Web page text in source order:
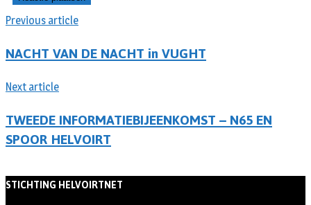
Previous article
NACHT VAN DE NACHT in VUGHT
Next article
TWEEDE INFORMATIEBIJEENKOMST – N65 EN
SPOOR HELVOIRT
STICHTING HELVOIRTNET